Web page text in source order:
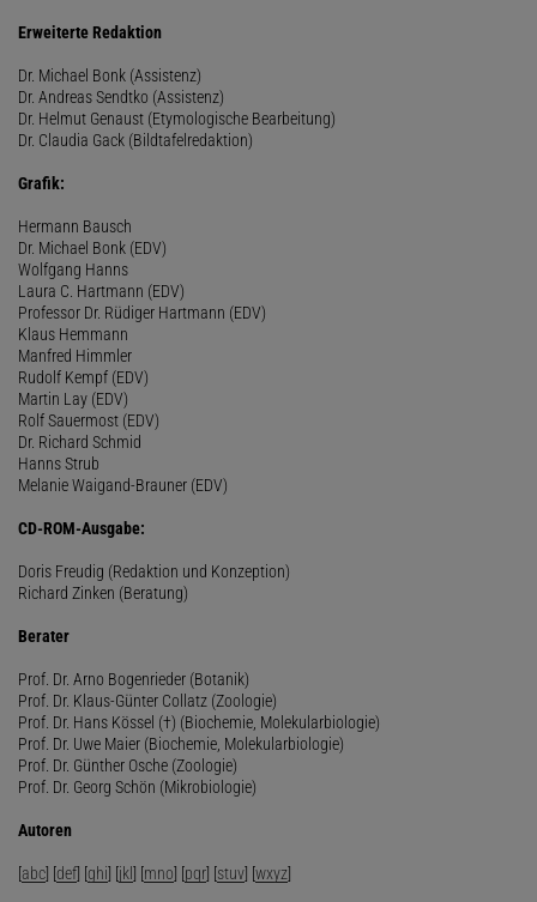
Erweiterte Redaktion
Dr. Michael Bonk (Assistenz)
Dr. Andreas Sendtko (Assistenz)
Dr. Helmut Genaust (Etymologische Bearbeitung)
Dr. Claudia Gack (Bildtafelredaktion)
Grafik:
Hermann Bausch
Dr. Michael Bonk (EDV)
Wolfgang Hanns
Laura C. Hartmann (EDV)
Professor Dr. Rüdiger Hartmann (EDV)
Klaus Hemmann
Manfred Himmler
Rudolf Kempf (EDV)
Martin Lay (EDV)
Rolf Sauermost (EDV)
Dr. Richard Schmid
Hanns Strub
Melanie Waigand-Brauner (EDV)
CD-ROM-Ausgabe:
Doris Freudig (Redaktion und Konzeption)
Richard Zinken (Beratung)
Berater
Prof. Dr. Arno Bogenrieder (Botanik)
Prof. Dr. Klaus-Günter Collatz (Zoologie)
Prof. Dr. Hans Kössel (†) (Biochemie, Molekularbiologie)
Prof. Dr. Uwe Maier (Biochemie, Molekularbiologie)
Prof. Dr. Günther Osche (Zoologie)
Prof. Dr. Georg Schön (Mikrobiologie)
Autoren
[abc] [def] [ghi] [jkl] [mno] [pqr] [stuv] [wxyz]